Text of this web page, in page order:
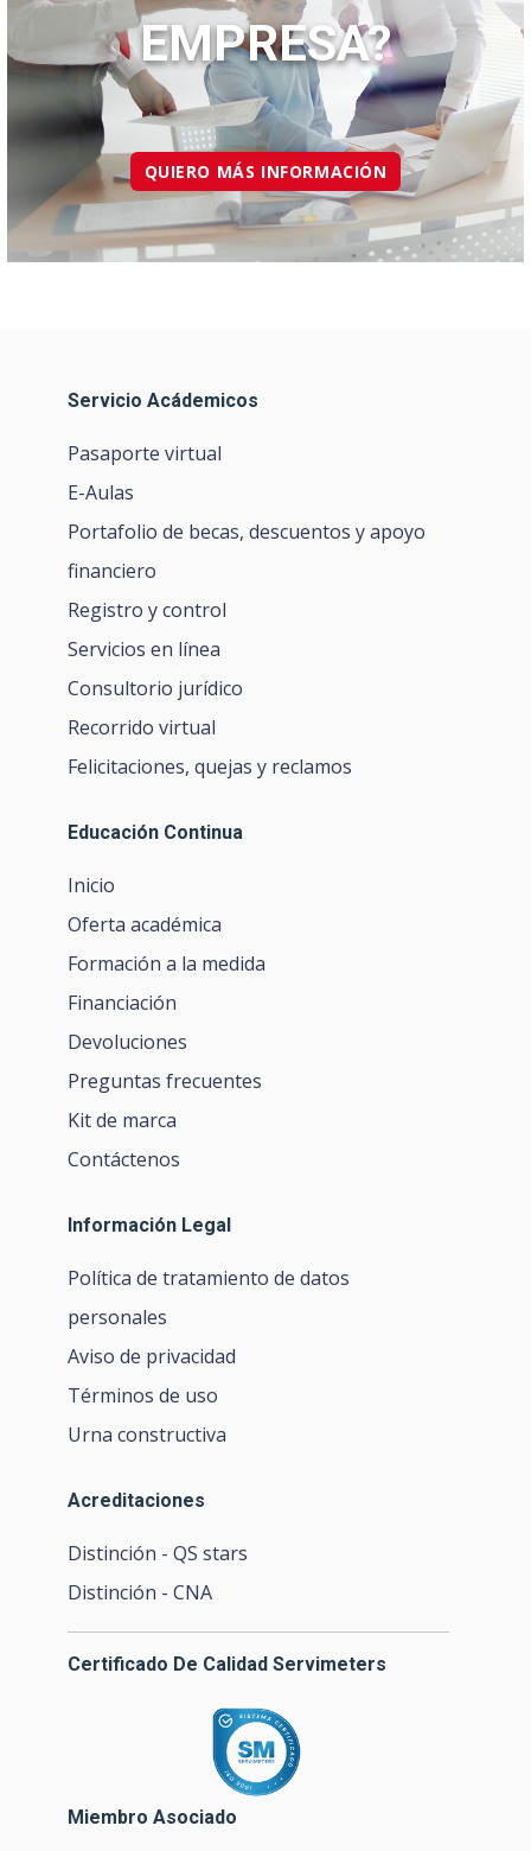
EMPRESA?
QUIERO MÁS INFORMACIÓN
Servicio Acádemicos
Pasaporte virtual
E-Aulas
Portafolio de becas, descuentos y apoyo
financiero
Registro y control
Servicios en línea
Consultorio jurídico
Recorrido virtual
Felicitaciones, quejas y reclamos
Educación Continua
Inicio
Oferta académica
Formación a la medida
Financiación
Devoluciones
Preguntas frecuentes
Kit de marca
Contáctenos
Información Legal
Política de tratamiento de datos
personales
Aviso de privacidad
Términos de uso
Urna constructiva
Acreditaciones
Distinción - QS stars
Distinción - CNA
Certificado De Calidad Servimeters
Miembro Asociado